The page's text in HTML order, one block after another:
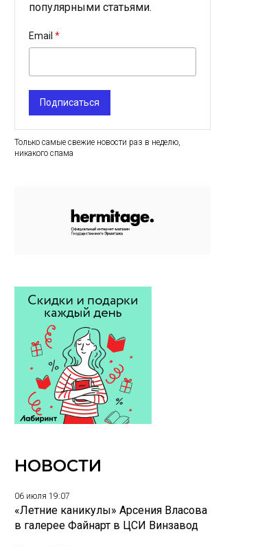
популярными статьями.
Email
Подписаться
Только самые свежие новости раз в неделю,
никакого спама
НОВОСТИ
06 июля 19:07
«Летние каникулы» Арсения Власова
в галерее Файнарт в ЦСИ Винзавод